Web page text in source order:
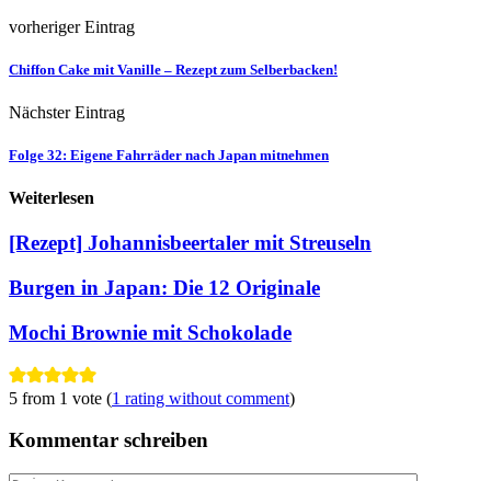
vorheriger Eintrag
Chiffon Cake mit Vanille – Rezept zum Selberbacken!
Nächster Eintrag
Folge 32: Eigene Fahrräder nach Japan mitnehmen
Weiterlesen
[Rezept] Johannisbeertaler mit Streuseln
Burgen in Japan: Die 12 Originale
Mochi Brownie mit Schokolade
5 from 1 vote (1 rating without comment)
Kommentar schreiben